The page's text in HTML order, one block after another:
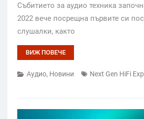
Събитието за аудио техника
2022 вече посрещна първите си
слушалки, както
ВИЖ ПОВЕЧЕ
Аудио, Новини Next Gen HiFi